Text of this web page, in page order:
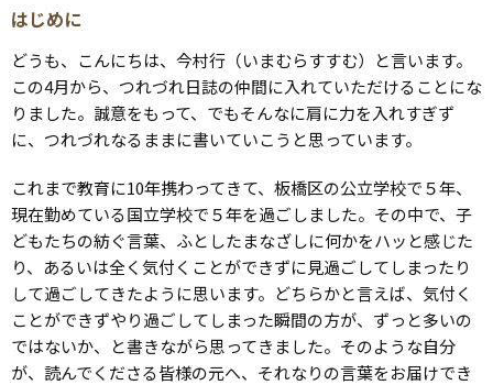
はじめに
どうも、こんにちは、今村行（いまむらすすむ）と言います。
この4月から、つれづれ日誌の仲間に入れていただけることにな
りました。誠意をもって、でもそんなに肩に力を入れすぎず
に、つれづれなるままに書いていこうと思っています。
これまで教育に10年携わってきて、板橋区の公立学校で５年、
現在勤めている国立学校で５年を過ごしました。その中で、子
どもたちの紡ぐ言葉、ふとしたまなざしに何かをハッと感じた
り、あるいは全く気付くことができずに見過ごしてしまったり
して過ごしてきたように思います。どちらかと言えば、気付く
ことができずやり過ごしてしまった瞬間の方が、ずっと多いの
ではないか、と書きながら思ってきました。そのような自分
が、読んでくださる皆様の元へ、それなりの言葉をお届けでき